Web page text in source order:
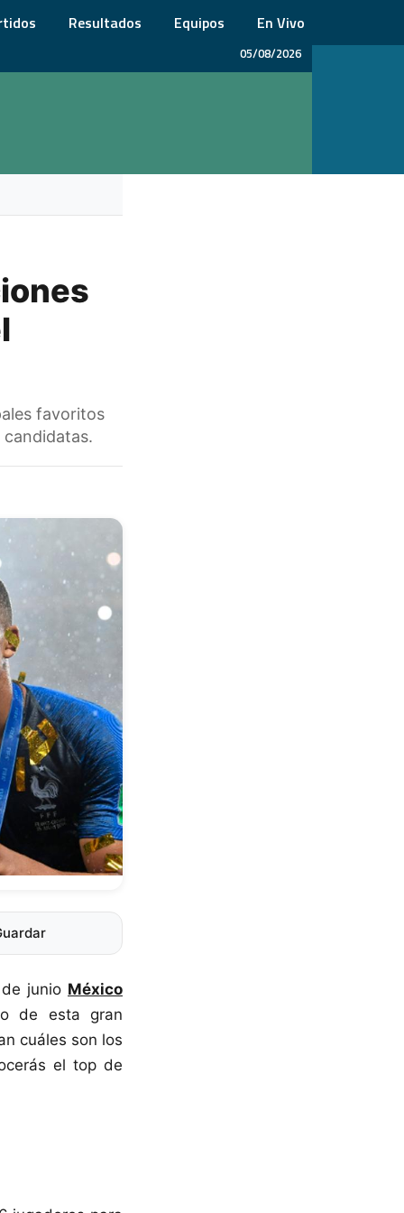
Resultados Equipos En Vivo
05/08/2026
favoritos
junio México
de esta gran
cuáles son los
el top de